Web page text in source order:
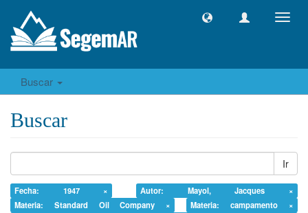
Buscar
Buscar
Ir
Fecha: 1947 ×
Autor: Mayol, Jacques ×
Materia: Standard Oil Company ×
Materia: campamento ×